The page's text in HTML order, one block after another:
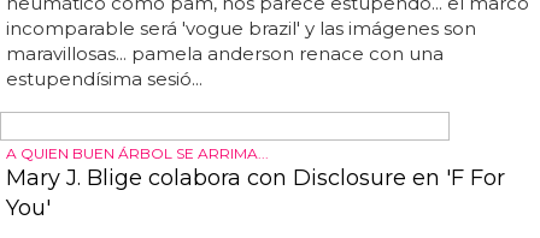
FOTOGRAFIADA POR XEVI MUNTANÉ
tilda swinton es una de esas actrices que, sin ruido ni
polémicas se ha asentado como una de las grandes